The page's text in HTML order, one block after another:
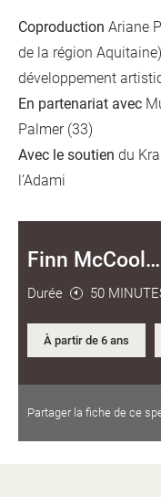
Coproduction Ariane
de la région
développement
En partenariat avec
Palmer (33)
Avec le soutien du
l’Adami
Finn
Durée 50
À partir de 6 ans
Partager la fiche de ce